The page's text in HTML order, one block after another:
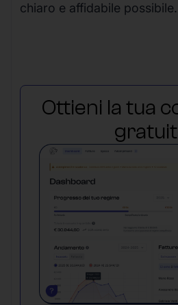
chiaro e affidabile possibile.
Ottieni la tua